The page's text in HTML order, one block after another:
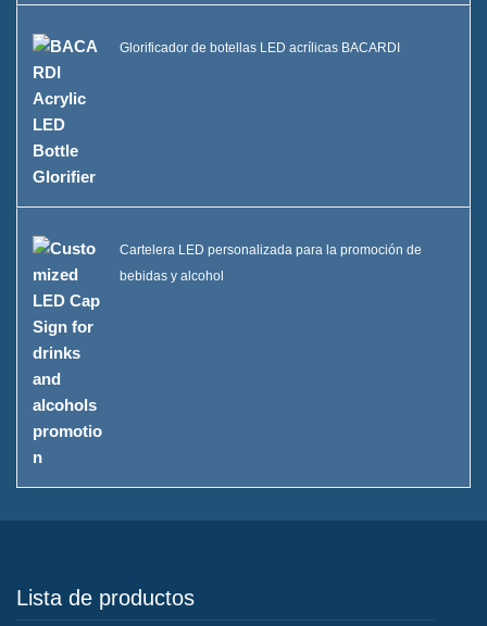
Glorificador de botellas LED acrílicas BACARDI
Cartelera LED personalizada para la promoción de
bebidas y alcohol
Lista de productos